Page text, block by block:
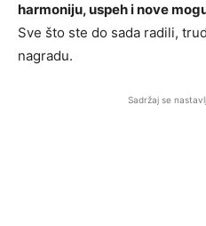
harmoniju, uspeh i nove
Sve što ste do sada radili,
nagradu.
Sadržaj se